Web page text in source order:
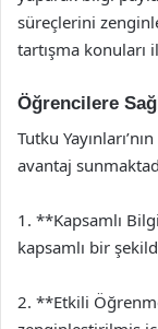
süreçlerini
tartışma
Öğrencilere
Tutku
avantaj
1. **Kapsamlı
kapsamlı bir
2. **Etkili